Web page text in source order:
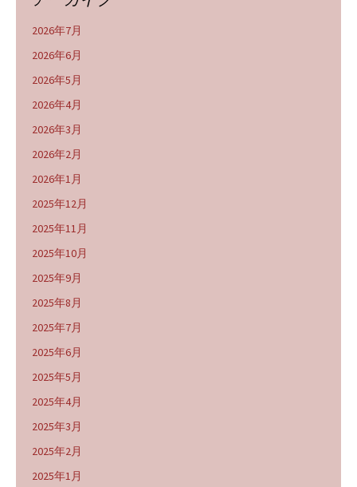
2026年7月
2026年6月
2026年5月
2026年4月
2026年3月
2026年2月
2026年1月
2025年12月
2025年11月
2025年10月
2025年9月
2025年8月
2025年7月
2025年6月
2025年5月
2025年4月
2025年3月
2025年2月
2025年1月